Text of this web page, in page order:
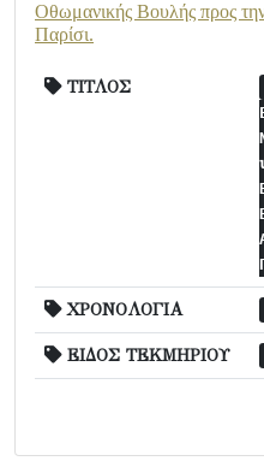
Οθωμανικής Βουλής προς
Παρίσι.
ΤΙΤΛΟΣ
ΧΡΟΝΟΛΟΓΙΑ
ΕΙΔΟΣ ΤΕΚΜΗΡΙΟΥ